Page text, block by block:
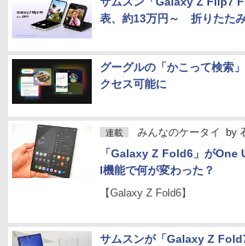
表、約13万円～ 折りたた
グーグルの「かこって検索
クセス可能に
連載 みんなのケータイ by
「Galaxy Z Fold6」がOne
I機能で何が変わった？
【Galaxy Z Fold6】
サムスンが「Galaxy Z